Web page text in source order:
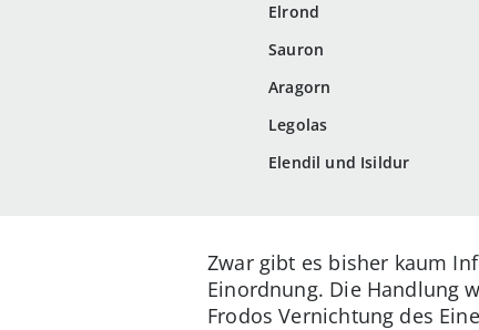
Elrond
Sauron
Aragorn
Legolas
Elendil und Isildur
Zwar gibt es bisher kaum
Einordnung. Die Handlung
Frodos Vernichtung des